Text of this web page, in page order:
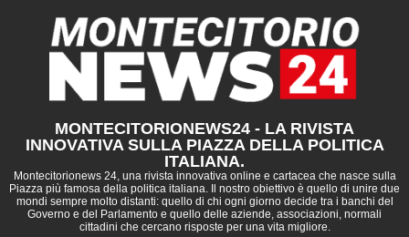
MONTECITORIONEWS24 - LA RIVISTA
INNOVATIVA SULLA PIAZZA DELLA POLITICA
ITALIANA.
Montecitorionews 24, una rivista innovativa online e cartacea che nasce sulla
Piazza più famosa della politica italiana. Il nostro obiettivo è quello di unire due
mondi sempre molto distanti: quello di chi ogni giorno decide tra i banchi del
Governo e del Parlamento e quello delle aziende, associazioni, normali
cittadini che cercano risposte per una vita migliore.